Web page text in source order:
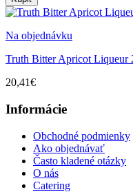
Na objednávku
Truth Bitter Apricot Liqueur
20,41€
Informácie
Obchodné podmienky
Ako objednávať
Často kladené otázky
O nás
Catering